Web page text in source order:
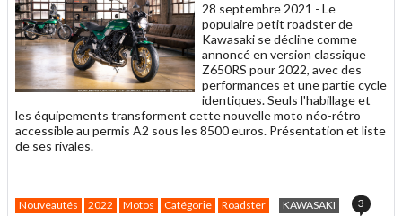
28 septembre 2021 - Le
populaire petit roadster de
Kawasaki se décline comme
annoncé en version classique
Z650RS pour 2022, avec des
performances et une partie cycle
identiques. Seuls l'habillage et
les équipements transforment cette nouvelle moto néo-rétro
accessible au permis A2 sous les 8500 euros. Présentation et liste
de ses rivales.
Nouveautés 2022 Motos Catégorie Roadster KAWASAKI 3